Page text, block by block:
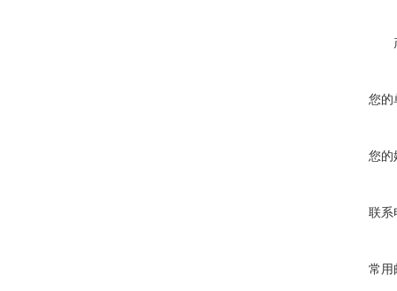
您的
您的
联系
常用